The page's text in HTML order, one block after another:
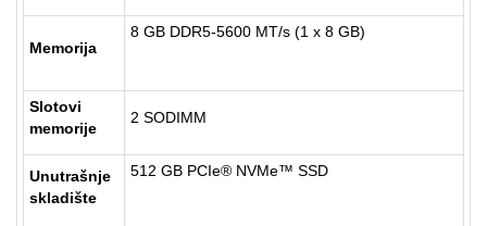
Memorija
8 GB DDR5-5600 MT/s (1 x 8 GB)
Slotovi
memorije
2 SODIMM
Unutrašnje
skladište
512 GB PCIe® NVMe™ SSD